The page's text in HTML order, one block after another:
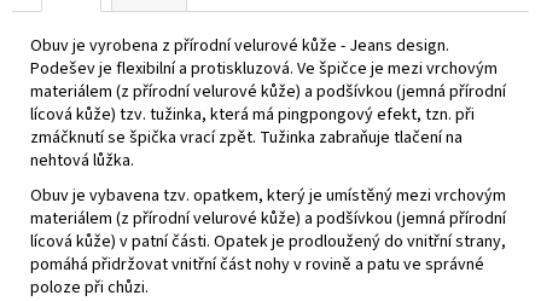
Obuv je vyrobena z přírodní velurové kůže - Jeans design.
Podešev je flexibilní a protiskluzová. Ve špičce je mezi vrchovým
materiálem (z přírodní velurové kůže) a podšívkou (jemná přírodní
lícová kůže) tzv. tužinka, která má pingpongový efekt, tzn. při
zmáčknutí se špička vrací zpět. Tužinka zabraňuje tlačení na
nehtová lůžka.
Obuv je vybavena tzv. opatkem, který je umístěný mezi vrchovým
materiálem (z přírodní velurové kůže) a podšívkou (jemná přírodní
lícová kůže) v patní části. Opatek je prodloužený do vnitřní strany,
pomáhá přidržovat vnitřní část nohy v rovině a patu ve správné
poloze při chůzi.